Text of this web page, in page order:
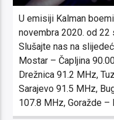
U emisiji Kalman
novembra 2020. od
Slušajte nas na
Mostar – Čapljina
Drežnica 91.2 MHz,
Sarajevo 91.5 MHz,
107.8 MHz, Goražde –